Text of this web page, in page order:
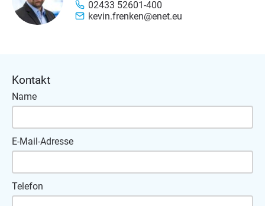
02433 52601-400
kevin.frenken@enet.eu
Kontakt
Name
E-Mail-Adresse
Telefon